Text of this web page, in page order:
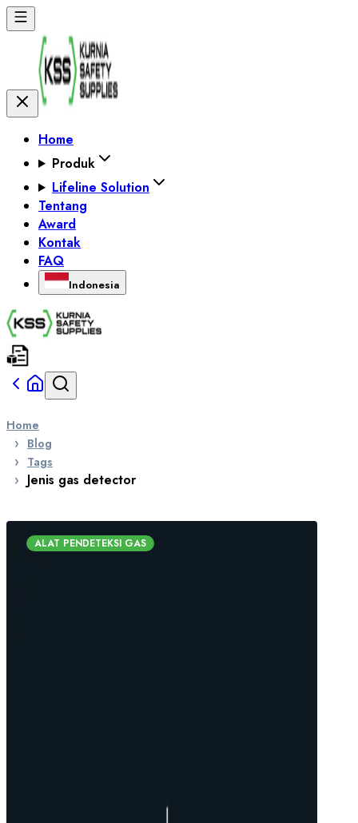
Home
Produk
Lifeline Solution
Tentang
Award
Kontak
FAQ
Indonesia
Home
Blog
Tags
Jenis gas detector
ALAT PENDETEKSI GAS